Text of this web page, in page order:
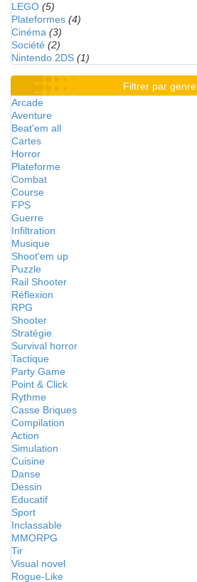
LEGO (5)
Plateformes (4)
Cinéma (3)
Société (2)
Nintendo 2DS (1)
Filtrer par genre
Arcade
Aventure
Beat'em all
Cartes
Horror
Plateforme
Combat
Course
FPS
Guerre
Infiltration
Musique
Shoot'em up
Puzzle
Rail Shooter
Réflexion
RPG
Shooter
Stratégie
Survival horror
Tactique
Party Game
Point & Click
Rythme
Casse Briques
Compilation
Action
Simulation
Cuisine
Danse
Dessin
Educatif
Sport
Inclassable
MMORPG
Tir
Visual novel
Rogue-Like